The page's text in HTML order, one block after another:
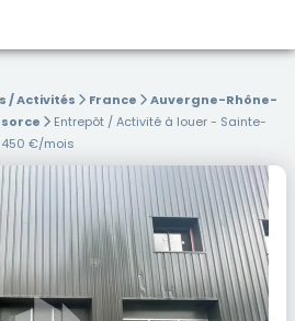
/ Activités France
Auvergne-Rhône-
Entrepôt / Activité à louer - Sainte-
450 €/mois